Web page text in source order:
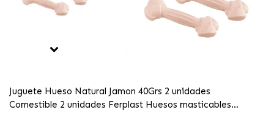
Juguete Hueso Natural Jamon 40Grs 2 unidades
Comestible 2 unidades Ferplast Huesos masticables